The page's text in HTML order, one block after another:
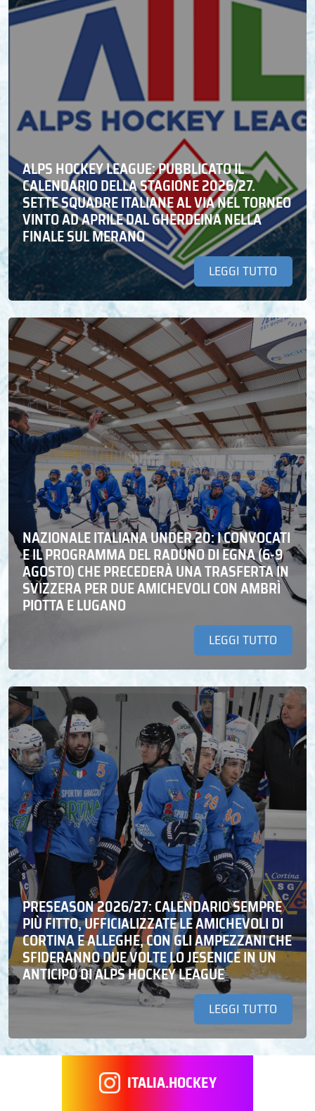
ALPS HOCKEY LEAGUE: PUBBLICATO IL
CALENDARIO DELLA STAGIONE 2026/27.
SETTE SQUADRE ITALIANE AL VIA NEL TORNEO
VINTO AD APRILE DAL GHERDEINA NELLA
FINALE SUL MERANO
LEGGI TUTTO
NAZIONALE ITALIANA UNDER 20: I CONVOCATI
E IL PROGRAMMA DEL RADUNO DI EGNA (6-9
AGOSTO) CHE PRECEDERÀ UNA TRASFERTA IN
SVIZZERA PER DUE AMICHEVOLI CON AMBRÌ
PIOTTA E LUGANO
LEGGI TUTTO
PRESEASON 2026/27: CALENDARIO SEMPRE
PIÙ FITTO, UFFICIALIZZATE LE AMICHEVOLI DI
CORTINA E ALLEGHE, CON GLI AMPEZZANI CHE
SFIDERANNO DUE VOLTE LO JESENICE IN UN
ANTICIPO DI ALPS HOCKEY LEAGUE
LEGGI TUTTO
ITALIA.HOCKEY